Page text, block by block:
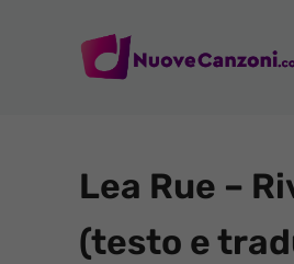
Lea Rue –
(testo e